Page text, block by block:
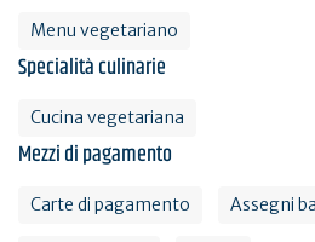
Menu vegetariano
Specialità culinarie
Cucina vegetariana
Mezzi di pagamento
Carte di pagamento Assegni